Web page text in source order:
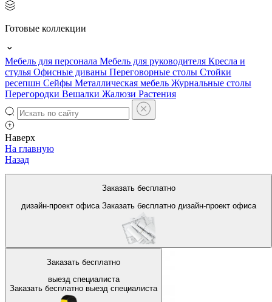
Готовые коллекции
Мебель для персонала Мебель для руководителя Кресла и
стулья Офисные диваны Переговорные столы Стойки
ресепшн Сейфы Металлическая мебель Журнальные столы
Перегородки Вешалки Жалюзи Растения
Наверх
Заказать бесплатно
дизайн-проект офиса Заказать бесплатнодизайн-проект офиса
Заказать бесплатно
выезд специалиста
Заказать бесплатно выезд специалиста
На главную
Назад
Офисная мебель в г. Орехово-
Зуево